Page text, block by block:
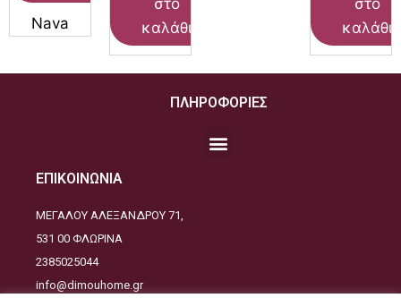
Nava
στο
καλάθι
στο
καλάθι
ΠΛΗΡΟΦΟΡΙΕΣ
ΕΠΙΚΟΙΝΩΝΙΑ
ΜΕΓΑΛΟΥ ΑΛΕΞΑΝΔΡΟΥ 71,
531 00 ΦΛΩΡΙΝΑ
2385025044
info@dimouhome.gr